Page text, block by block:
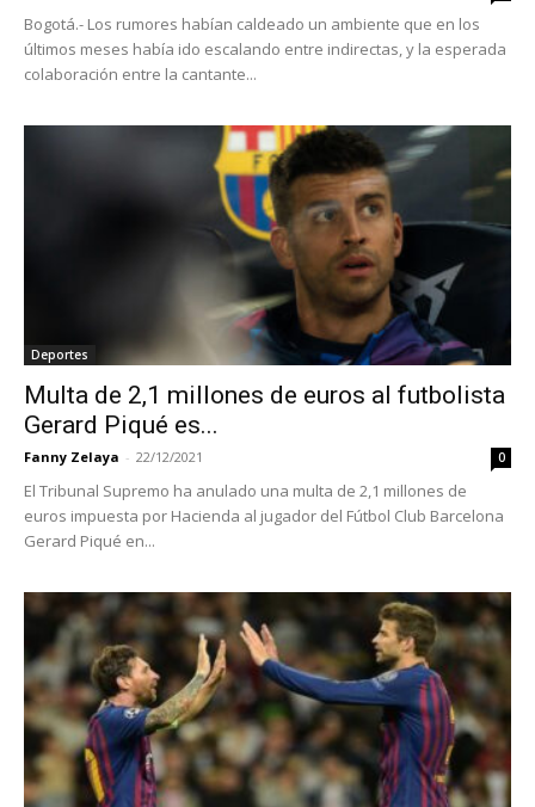
Bogotá.- Los rumores habían caldeado un ambiente que en los
últimos meses había ido escalando entre indirectas, y la esperada
colaboración entre la cantante...
Deportes
Multa de 2,1 millones de euros al futbolista
Gerard Piqué es...
Fanny Zelaya - 22/12/2021 0
El Tribunal Supremo ha anulado una multa de 2,1 millones de
euros impuesta por Hacienda al jugador del Fútbol Club Barcelona
Gerard Piqué en...